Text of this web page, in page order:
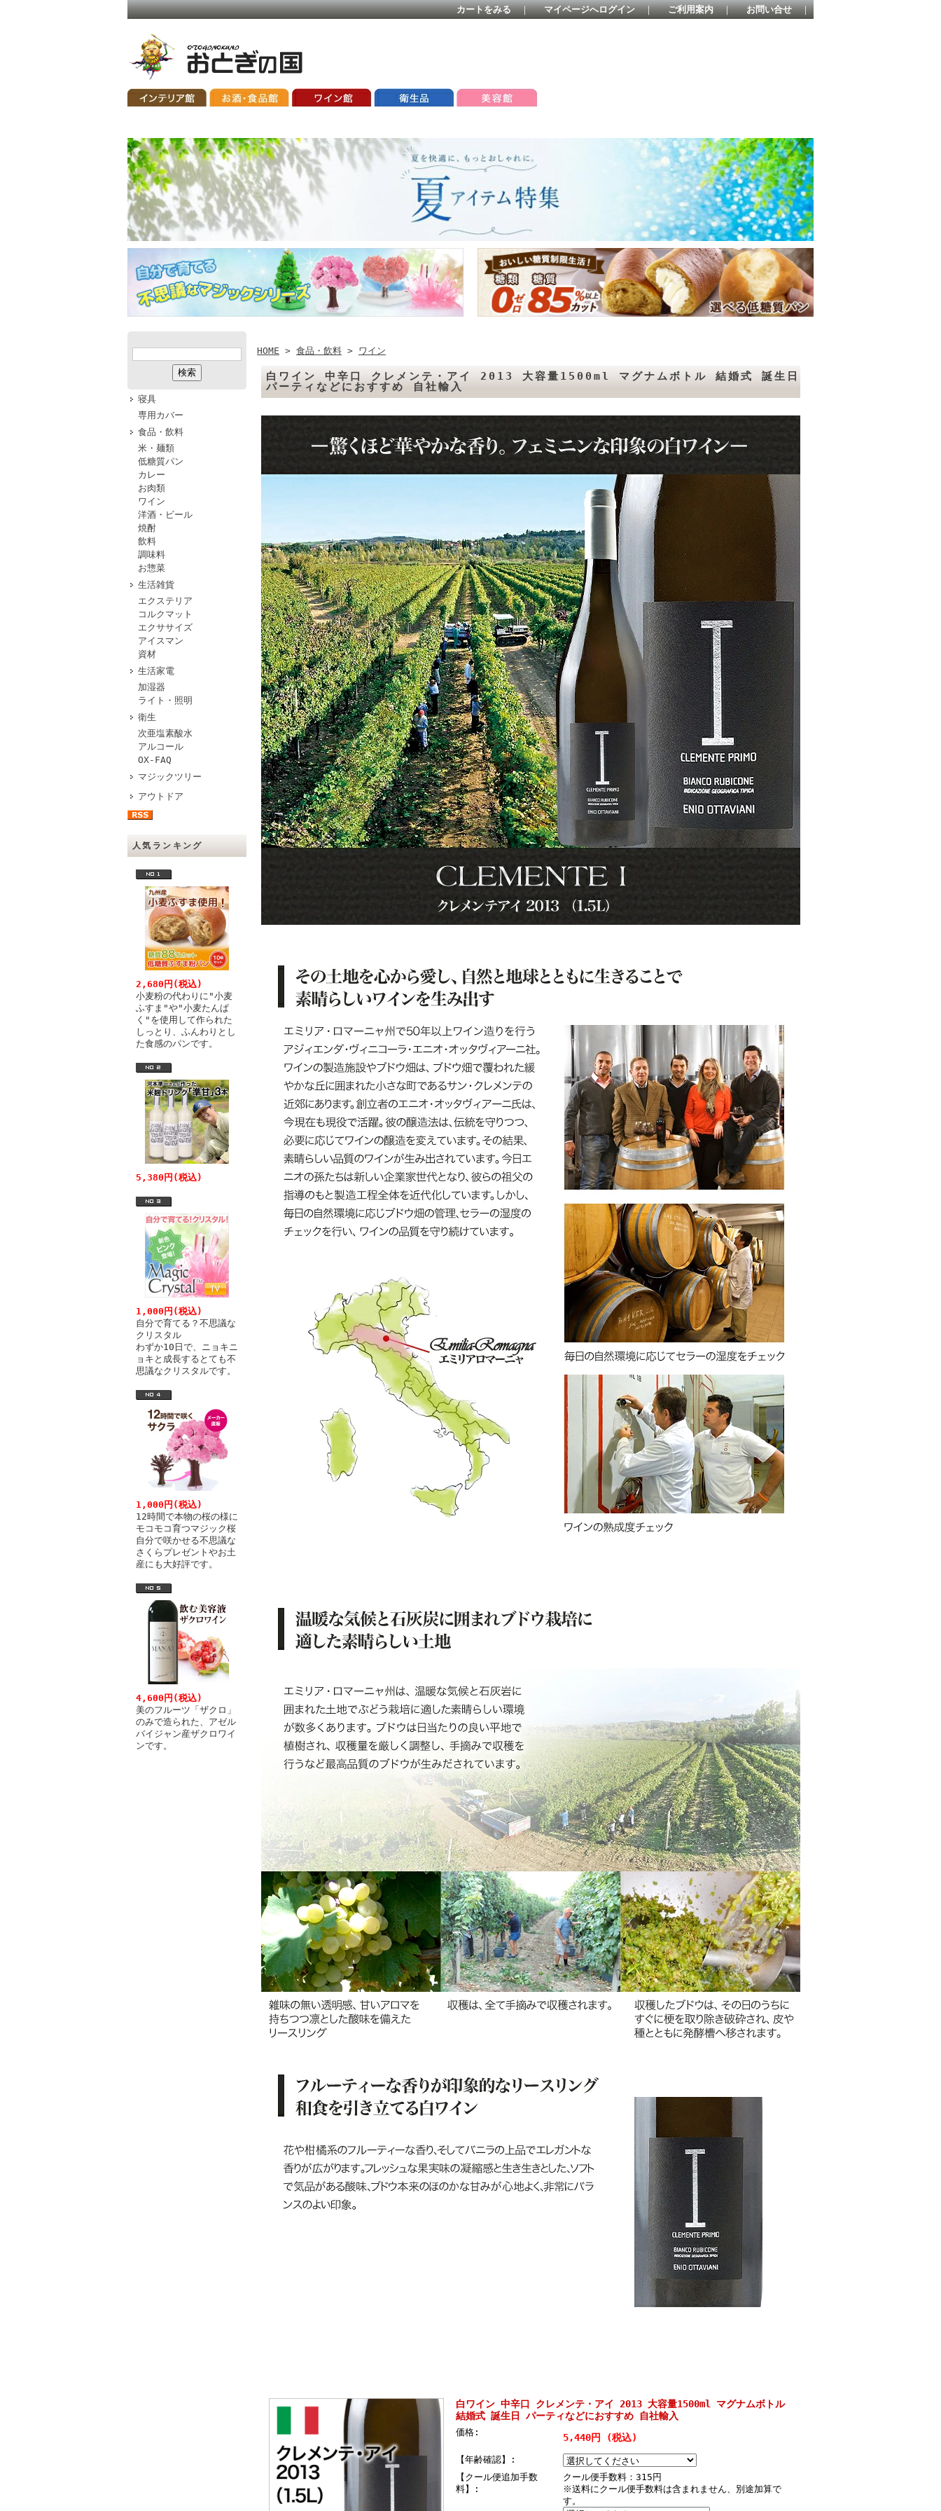
カートをみる ｜ マイページへログイン ｜ ご利用案内 ｜ お問い合せ ｜
寝具
専用カバー
食品・飲料
米・麺類
低糖質パン
カレー
お肉類
ワイン
洋酒・ビール
焼酎
飲料
調味料
お惣菜
生活雑貨
エクステリア
コルクマット
エクササイズ
アイスマン
資材
生活家電
加湿器
ライト・照明
衛生
次亜塩素酸水
アルコール
OX-FAQ
マジックツリー
アウトドア
人気ランキング
2,680円(税込)
小麦粉の代わりに"小麦
ふすま"や"小麦たんぱ
く"を使用して作られた
しっとり、ふんわりとし
た食感のパンです。
5,380円(税込)
1,000円(税込)
自分で育てる？不思議な
クリスタル
わずか10日で、ニョキニ
ョキと成長するとても不
思議なクリスタルです。
1,000円(税込)
12時間で本物の桜の様に
モコモコ育つマジック桜
自分で咲かせる不思議な
さくらプレゼントやお土
産にも大好評です。
4,600円(税込)
美のフルーツ「ザクロ」
のみで造られた、アゼル
バイジャン産ザクロワイ
ンです。
HOME > 食品・飲料 > ワイン
白ワイン 中辛口 クレメンテ・アイ 2013 大容量1500ml マグナムボトル 結婚式 誕生日
パーティなどにおすすめ 自社輸入
白ワイン 中辛口 クレメンテ・アイ 2013 大容量1500ml マグナムボトル
結婚式 誕生日 パーティなどにおすすめ 自社輸入
価格: 5,440円 (税込)
【年齢確認】:
【クール便追加手数
料】:
クール便手数料：315円
※送料にクール便手数料は含まれません、別途加算で
す。